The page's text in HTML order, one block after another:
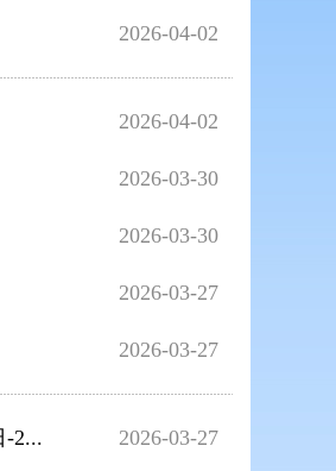
2026-04-02
2026-04-02
2026-03-30
2026-03-30
2026-03-27
2026-03-27
-2... 2026-03-27